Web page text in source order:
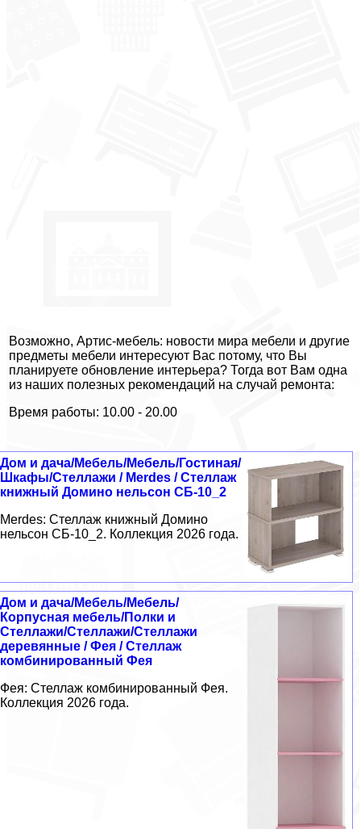
Возможно, Артис-мебель: новости мира мебели и другие
предметы мебели интересуют Вас потому, что Вы
планируете обновление интерьера? Тогда вот Вам одна
из наших полезных рекомендаций на случай ремонта:
Время работы: 10.00 - 20.00
Дом и дача/Мебель/Мебель/Гостиная/
Шкафы/Стеллажи / Merdes / Стеллаж
книжный Домино нельсон СБ-10_2
Merdes: Стеллаж книжный Домино
нельсон СБ-10_2. Коллекция 2026 года.
Дом и дача/Мебель/Мебель/
Корпусная мебель/Полки и
Стеллажи/Стеллажи/Стеллажи
деревянные / Фея / Стеллаж
комбинированный Фея
Фея: Стеллаж комбинированный Фея.
Коллекция 2026 года.